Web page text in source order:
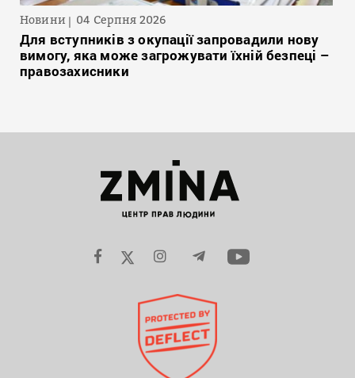
Новини 04 Серпня 2026
Для вступників з окупації запровадили нову
вимогу, яка може загрожувати їхній безпеці –
правозахисники